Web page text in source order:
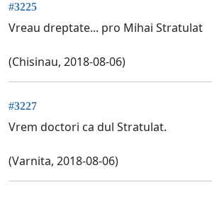
#3225
Vreau dreptate... pro Mihai Stratulat
(Chisinau, 2018-08-06)
#3227
Vrem doctori ca dul Stratulat.
(Varnita, 2018-08-06)